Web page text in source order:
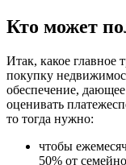
Кто может
Итак, какое главное
покупку
обеспечение,
оценивать
то тогда нужно:
чтобы
50% от